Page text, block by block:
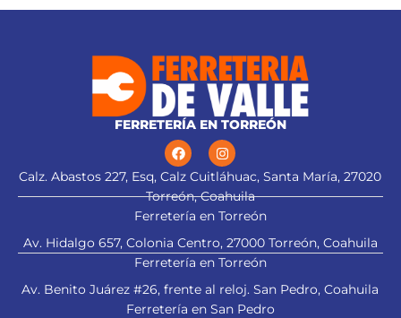
Remachado para mayor
FERRETERÍA EN TORREÓN
Calz. Abastos 227, Esq, Calz Cuitláhuac, Santa María, 27020
Torreón, Coahuila
Ferretería en Torreón
Av. Hidalgo 657, Colonia Centro, 27000 Torreón, Coahuila
Ferretería en Torreón
Av. Benito Juárez #26, frente al reloj. San Pedro, Coahuila
Ferretería en San Pedro